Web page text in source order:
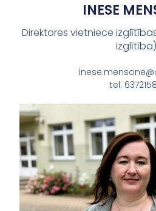
INESE
Direktores vietniece
izglītība)
tel.